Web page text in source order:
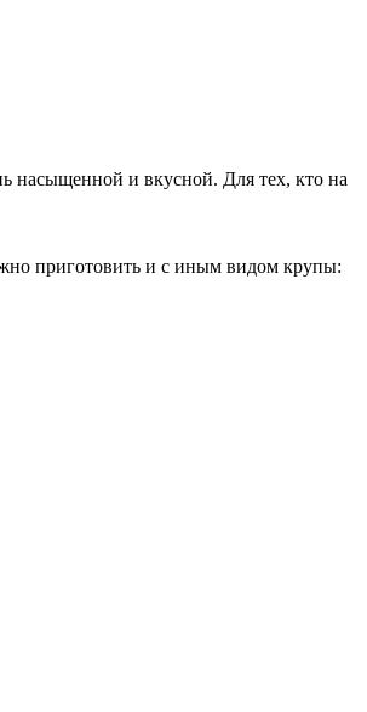
насыщенной и вкусной. Для тех, кто на
приготовить и с иным видом крупы: